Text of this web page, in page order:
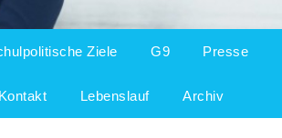
Ziele G9 Presse
Kontakt Lebenslauf Archiv